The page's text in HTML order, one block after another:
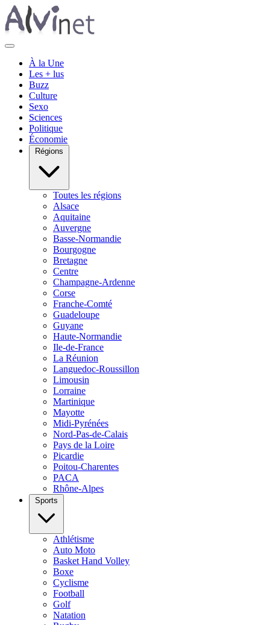
À la Une
Les + lus
Buzz
Culture
Sexo
Sciences
Politique
Économie
Régions
Toutes les régions
Alsace
Aquitaine
Auvergne
Basse-Normandie
Bourgogne
Bretagne
Centre
Champagne-Ardenne
Corse
Franche-Comté
Guadeloupe
Guyane
Haute-Normandie
Ile-de-France
La Réunion
Languedoc-Roussillon
Limousin
Lorraine
Martinique
Mayotte
Midi-Pyrénées
Nord-Pas-de-Calais
Pays de la Loire
Picardie
Poitou-Charentes
PACA
Rhône-Alpes
Sports
Athlétisme
Auto Moto
Basket Hand Volley
Boxe
Cyclisme
Football
Golf
Natation